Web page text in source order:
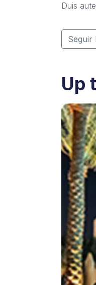
Duis
Seguir
Up